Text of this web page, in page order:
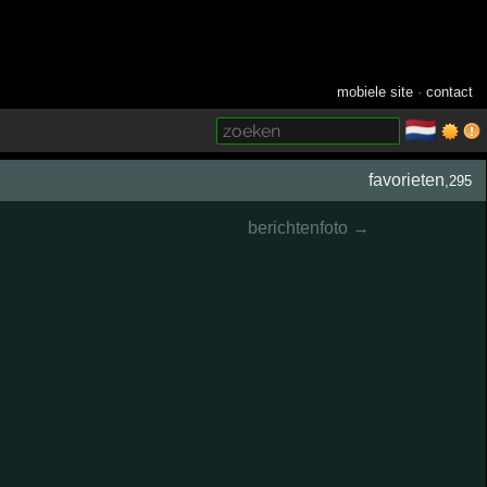
mobiele site ·contact
🇳🇱
favorieten ,295
berichtenfoto →